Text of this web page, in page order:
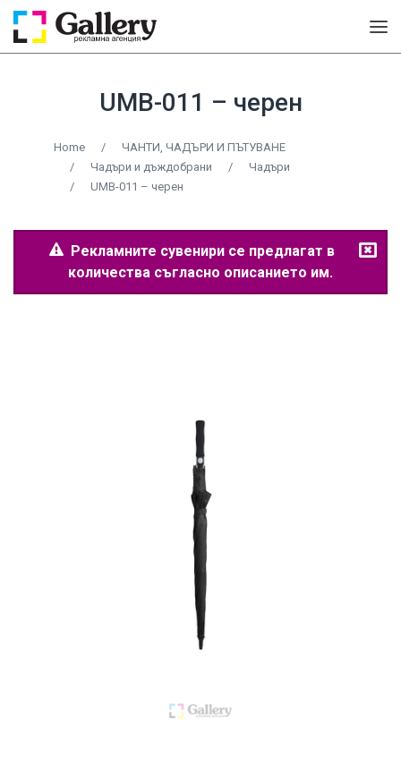
UMB-011 – черен
Home /
ЧАНТИ, ЧАДЪРИ И ПЪТУВАНЕ
/
Чадъри и дъждобрани /
Чадъри
/
UMB-011 – черен
Рекламните сувенири се предлагат в
количества съгласно описанието им.